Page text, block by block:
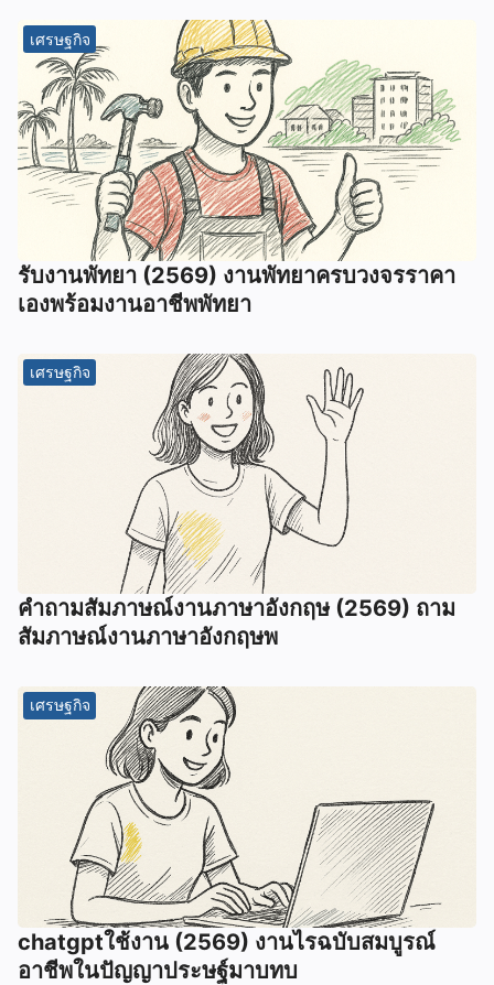
เศรษฐกิจ
รับงานพัทยา (2569) ️งานพัทยาครบวงจรราคา
เองพร้อมงานอาชีพพัทยา
เศรษฐกิจ
คําถามสัมภาษณ์งานภาษาอังกฤษ (2569) ถาม
สัมภาษณ์งานภาษาอังกฤษพ
เศรษฐกิจ
chatgptใช้งาน (2569) งานไรฉบับสมบูรณ์
อาชีพในปัญญาประษฐ์มาบทบ